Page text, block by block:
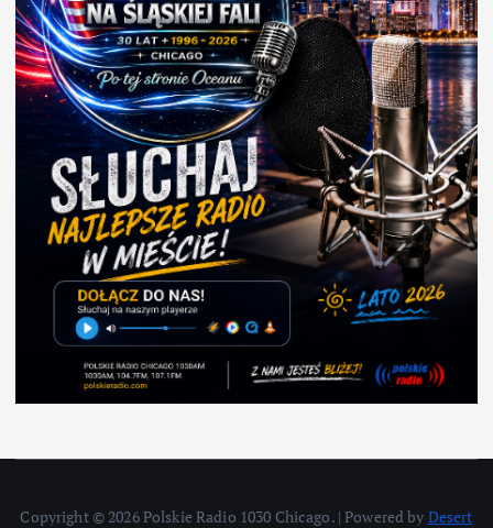
Copyright © 2026 Polskie Radio 1030 Chicago. | Powered by Desert